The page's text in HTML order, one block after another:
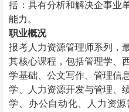
括：具有分析和解决企事业
能力。
职业概况
报考人力资源管理师系列，
其核心课程，包括管理学、
学基础、公文写作、管理信
学、人力资源开发与管理、
学、办公自动化、人力资